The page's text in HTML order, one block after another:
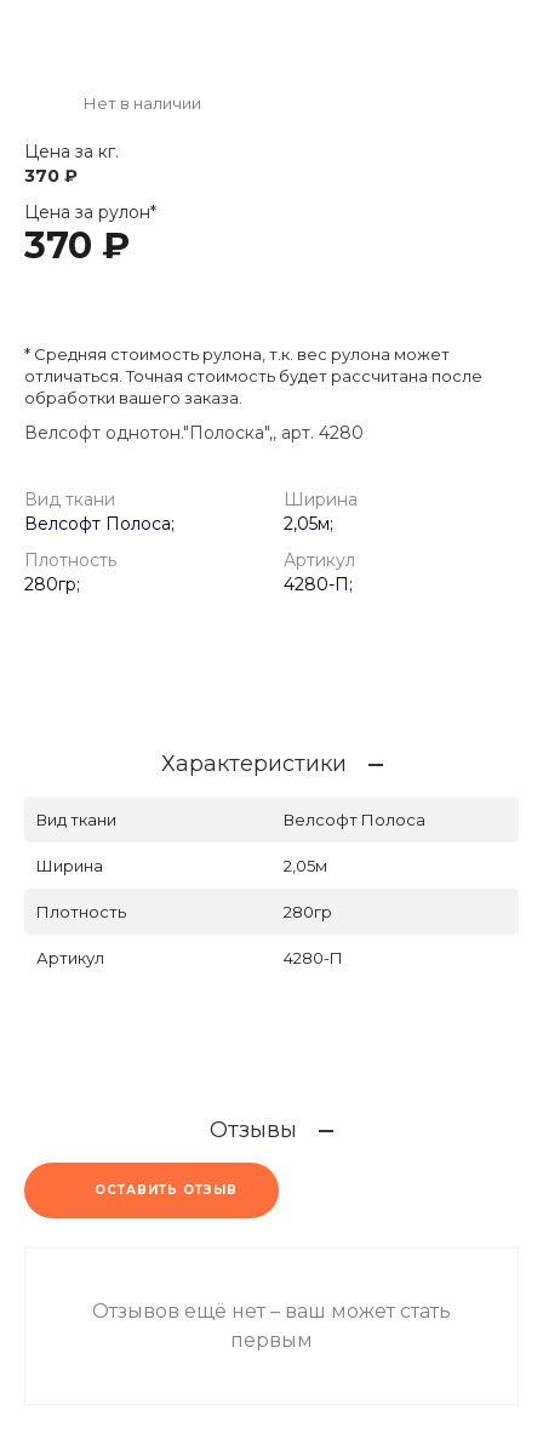
Нет в наличии
Цена за кг.
370 ₽
Цена за рулон*
370 ₽
* Cредняя стоимость рулона, т.к. вес рулона может
отличаться. Точная стоимость будет рассчитана после
обработки вашего заказа.
Велсофт однотон."Полоска",, арт. 4280
Вид ткани
Велсофт Полоса;
Ширина
2,05м;
Плотность
280гр;
Артикул
4280-П;
Характеристики
Вид ткани Велсофт Полоса
Ширина 2,05м
Плотность 280гр
Артикул 4280-П
Отзывы
ОСТАВИТЬ ОТЗЫВ
Отзывов ещё нет – ваш может стать
первым